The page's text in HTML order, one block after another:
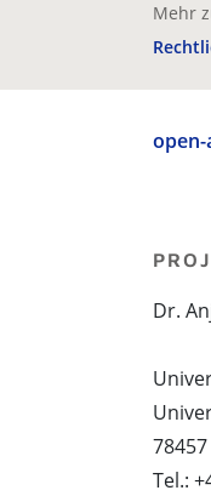
Mehr
Dr.
Tel.: